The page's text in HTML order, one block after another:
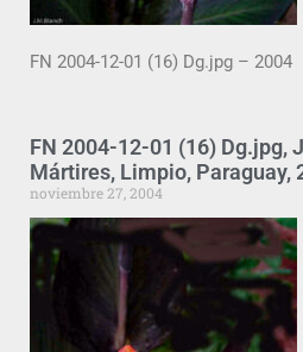
FN 2004-12-01 (16) Dg.jpg – 2004
FN 2004-12-01 (16) Dg.jpg,
Mártires, Limpio, Paraguay,
noviembre 27, 2004